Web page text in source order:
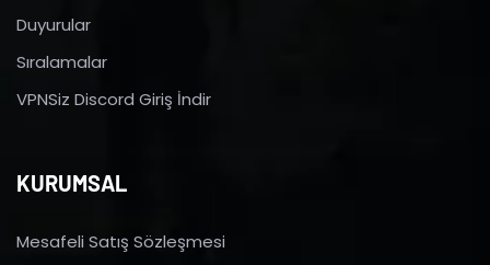
Duyurular
Sıralamalar
VPNSiz Discord Giriş İndir
KURUMSAL
Mesafeli Satış Sözleşmesi